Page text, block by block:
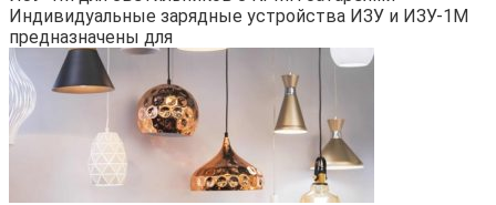
Индивидуальные зарядные устройства ИЗУ и ИЗУ-1М
предназначены для